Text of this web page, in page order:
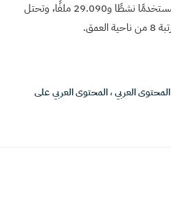
مستخدمًا مسجل منهم 3.823 مستخدمًا نشطًا و29.090 ملفًا، وتحتل
المحتوى العربي،المحتوى العربي على